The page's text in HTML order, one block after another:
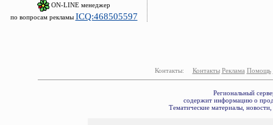
ON-LINE менеджер
по вопросам рекламы ICQ:468505597
Контакты: Контакты Реклама Помощь
Региональный
содержит информацию о
Тематические материалы,